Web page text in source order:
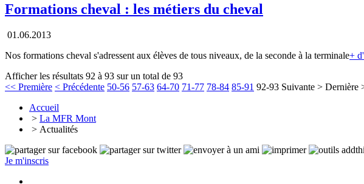
Formations cheval : les métiers du cheval
01.06.2013
Nos formations cheval s'adressent aux élèves de tous niveaux, de la seconde à la terminale+
Afficher les résultats 92 à 93 sur un total de 93
<< Première < Précédente 50-56 57-63 64-70 71-77 78-84 85-91 92-93 Suivante > Dernière
Accueil
> La MFR Mont
> Actualités
Je m'inscris